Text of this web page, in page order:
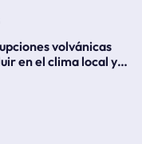
volvánicas
en el clima local y